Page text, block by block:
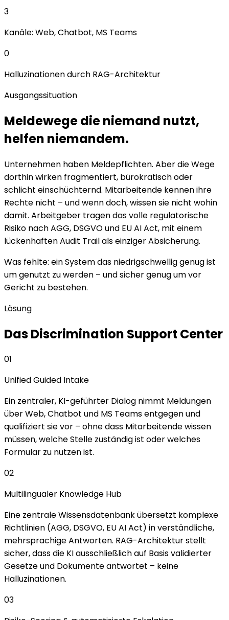
3
Kanäle: Web, Chatbot, MS Teams
0
Halluzinationen durch RAG-Architektur
Ausgangssituation
Meldewege die niemand nutzt,
helfen niemandem.
Unternehmen haben Meldepflichten. Aber die Wege
dorthin wirken fragmentiert, bürokratisch oder
schlicht einschüchternd. Mitarbeitende kennen ihre
Rechte nicht – und wenn doch, wissen sie nicht wohin
damit. Arbeitgeber tragen das volle regulatorische
Risiko nach AGG, DSGVO und EU AI Act, mit einem
lückenhaften Audit Trail als einziger Absicherung.
Was fehlte: ein System das niedrigschwellig genug ist
um genutzt zu werden – und sicher genug um vor
Gericht zu bestehen.
Lösung
Das Discrimination Support Center
01
Unified Guided Intake
Ein zentraler, KI-geführter Dialog nimmt Meldungen
über Web, Chatbot und MS Teams entgegen und
qualifiziert sie vor – ohne dass Mitarbeitende wissen
müssen, welche Stelle zuständig ist oder welches
Formular zu nutzen ist.
02
Multilingualer Knowledge Hub
Eine zentrale Wissensdatenbank übersetzt komplexe
Richtlinien (AGG, DSGVO, EU AI Act) in verständliche,
mehrsprachige Antworten. RAG-Architektur stellt
sicher, dass die KI ausschließlich auf Basis validierter
Gesetze und Dokumente antwortet – keine
Halluzinationen.
03